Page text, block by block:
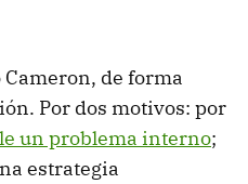
de forma
Por dos motivos: por
un problema interno;
estrategia